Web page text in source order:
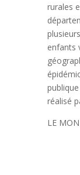
rurales
enfants
réalisé
LE